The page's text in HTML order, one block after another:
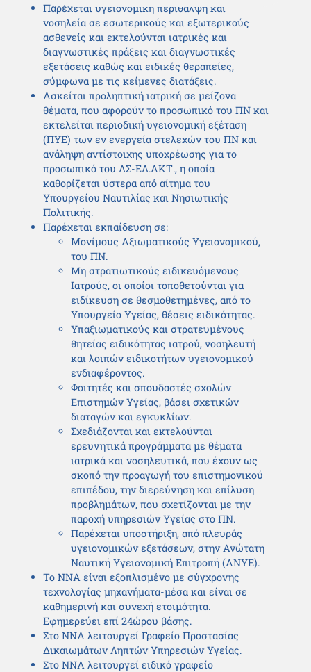
Παρέχεται υγειονομική περίθαλψη και
νοσηλεία σε εσωτερικούς και εξωτερικούς
ασθενείς και εκτελούνται ιατρικές και
διαγνωστικές πράξεις και διαγνωστικές
εξετάσεις καθώς και ειδικές θεραπείες,
σύμφωνα με τις κείμενες διατάξεις.
Ασκείται προληπτική ιατρική σε μείζονα
θέματα, που αφορούν το προσωπικό του ΠΝ και
εκτελείται περιοδική υγειονομική εξέταση
(ΠΥΕ) των εν ενεργεία στελεχών του ΠΝ και
ανάληψη αντίστοιχης υποχρέωσης για το
προσωπικό του ΛΣ-ΕΛ.ΑΚΤ., η οποία
καθορίζεται ύστερα από αίτημα του
Υπουργείου Ναυτιλίας και Νησιωτικής
Πολιτικής.
Παρέχεται εκπαίδευση σε:
Μονίμους Αξιωματικούς Υγειονομικού,
του ΠΝ.
Μη στρατιωτικούς ειδικευόμενους
Ιατρούς, οι οποίοι τοποθετούνται για
ειδίκευση σε θεσμοθετημένες, από το
Υπουργείο Υγείας, θέσεις ειδικότητας.
Υπαξιωματικούς και στρατευμένους
θητείας ειδικότητας ιατρού, νοσηλευτή
και λοιπών ειδικοτήτων υγειονομικού
ενδιαφέροντος.
Φοιτητές και σπουδαστές σχολών
Επιστημών Υγείας, βάσει σχετικών
διαταγών και εγκυκλίων.
Σχεδιάζονται και εκτελούνται
ερευνητικά προγράμματα με θέματα
ιατρικά και νοσηλευτικά, που έχουν ως
σκοπό την προαγωγή του επιστημονικού
επιπέδου, την διερεύνηση και επίλυση
προβλημάτων, που σχετίζονται με την
παροχή υπηρεσιών Υγείας στο ΠΝ.
Παρέχεται υποστήριξη, από πλευράς
υγειονομικών εξετάσεων, στην Ανώτατη
Ναυτική Υγειονομική Επιτροπή (ΑΝΥΕ).
Το ΝΝΑ είναι εξοπλισμένο με σύγχρονης
τεχνολογίας μηχανήματα-μέσα και είναι σε
καθημερινή και συνεχή ετοιμότητα.
Εφημερεύει επί 24ώρου βάσης.
Στο ΝΝΑ λειτουργεί Γραφείο Προστασίας
Δικαιωμάτων Ληπτών Υπηρεσιών Υγείας.
Στο ΝΝΑ λειτουργεί ειδικό γραφείο